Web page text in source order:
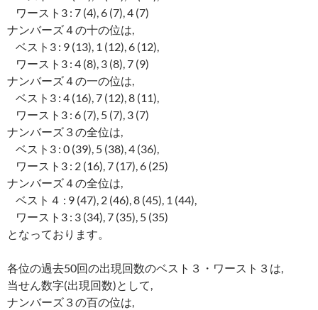
ワースト3 : 7 (4), 6 (7), 4 (7)
ナンバーズ４の十の位は,
ベスト3 : 9 (13), 1 (12), 6 (12),
ワースト3 : 4 (8), 3 (8), 7 (9)
ナンバーズ４の一の位は,
ベスト3 : 4 (16), 7 (12), 8 (11),
ワースト3 : 6 (7), 5 (7), 3 (7)
ナンバーズ３の全位は,
ベスト3 : 0 (39), 5 (38), 4 (36),
ワースト3 : 2 (16), 7 (17), 6 (25)
ナンバーズ４の全位は,
ベスト４ : 9 (47), 2 (46), 8 (45), 1 (44),
ワースト3 : 3 (34), 7 (35), 5 (35)
となっております。
各位の過去50回の出現回数のベスト３・ワースト３は,
当せん数字(出現回数)として,
ナンバーズ３の百の位は,